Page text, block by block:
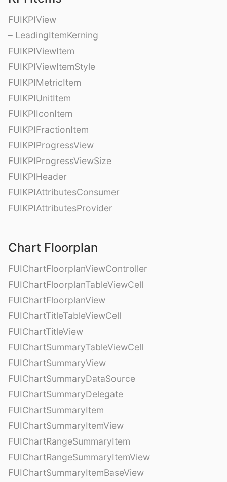
FUIKPIView
– LeadingItemKerning
FUIKPIViewItem
FUIKPIViewItemStyle
FUIKPIMetricItem
FUIKPIUnitItem
FUIKPIIconItem
FUIKPIFractionItem
FUIKPIProgressView
FUIKPIProgressViewSize
FUIKPIHeader
FUIKPIAttributesConsumer
FUIKPIAttributesProvider
Chart Floorplan
FUIChartFloorplanViewController
FUIChartFloorplanTableViewCell
FUIChartFloorplanView
FUIChartTitleTableViewCell
FUIChartTitleView
FUIChartSummaryTableViewCell
FUIChartSummaryView
FUIChartSummaryDataSource
FUIChartSummaryDelegate
FUIChartSummaryItem
FUIChartSummaryItemView
FUIChartRangeSummaryItem
FUIChartRangeSummaryItemView
FUIChartSummaryItemBaseView